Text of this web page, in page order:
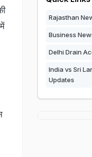
Rajasthan
Business
Delhi Drain
India vs Sri
Updates